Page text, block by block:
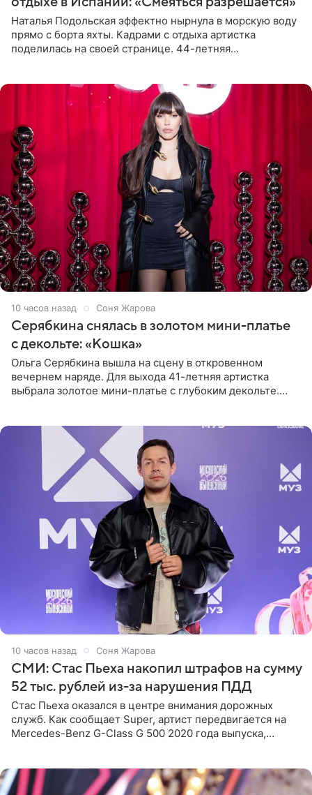
Наталья Подольская эффектно нырнула в морскую воду
прямо с борта яхты. Кадрами с отдыха артистка
поделилась на своей странице. 44-летняя
10 часов назад Соня Жарова
Серябкина снялась в золотом мини-платье
с декольте: «Кошка»
Ольга Серябкина вышла на сцену в откровенном
вечернем наряде. Для выхода 41-летняя артистка
выбрала золотое мини-платье с глубоким декольте.
10 часов назад Соня Жарова
СМИ: Стас Пьеха накопил штрафов на сумму
52 тыс. рублей из-за нарушения ПДД
Стас Пьеха оказался в центре внимания дорожных
служб. Как сообщает Super, артист передвигается на
Mercedes-Benz G-Class G 500 2020 года выпуска,